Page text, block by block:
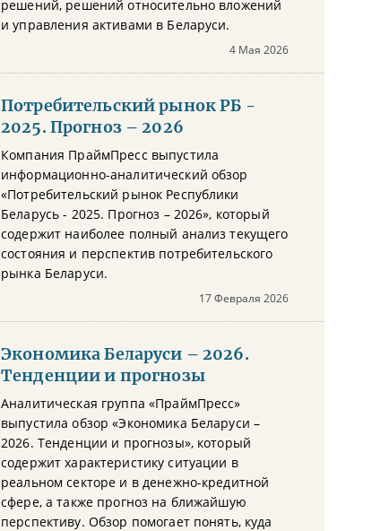
решений, решений относительно вложений
и управления активами в Беларуси.
4 Мая 2026
Потребительский рынок РБ -
2025. Прогноз – 2026
Компания ПраймПресс выпустила
информационно-аналитический обзор
«Потребительский рынок Республики
Беларусь - 2025. Прогноз – 2026», который
содержит наиболее полный анализ текущего
состояния и перспектив потребительского
рынка Беларуси.
17 Февраля 2026
Экономика Беларуси – 2026.
Тенденции и прогнозы
Аналитическая группа «ПраймПресс»
выпустила обзор «Экономика Беларуси –
2026. Тенденции и прогнозы», который
содержит характеристику ситуации в
реальном секторе и в денежно-кредитной
сфере, а также прогноз на ближайшую
перспективу. Обзор помогает понять, куда